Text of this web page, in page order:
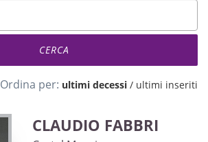
Ordina per: ultimi decessi / ultimi inseriti
CLAUDIO FABBRI